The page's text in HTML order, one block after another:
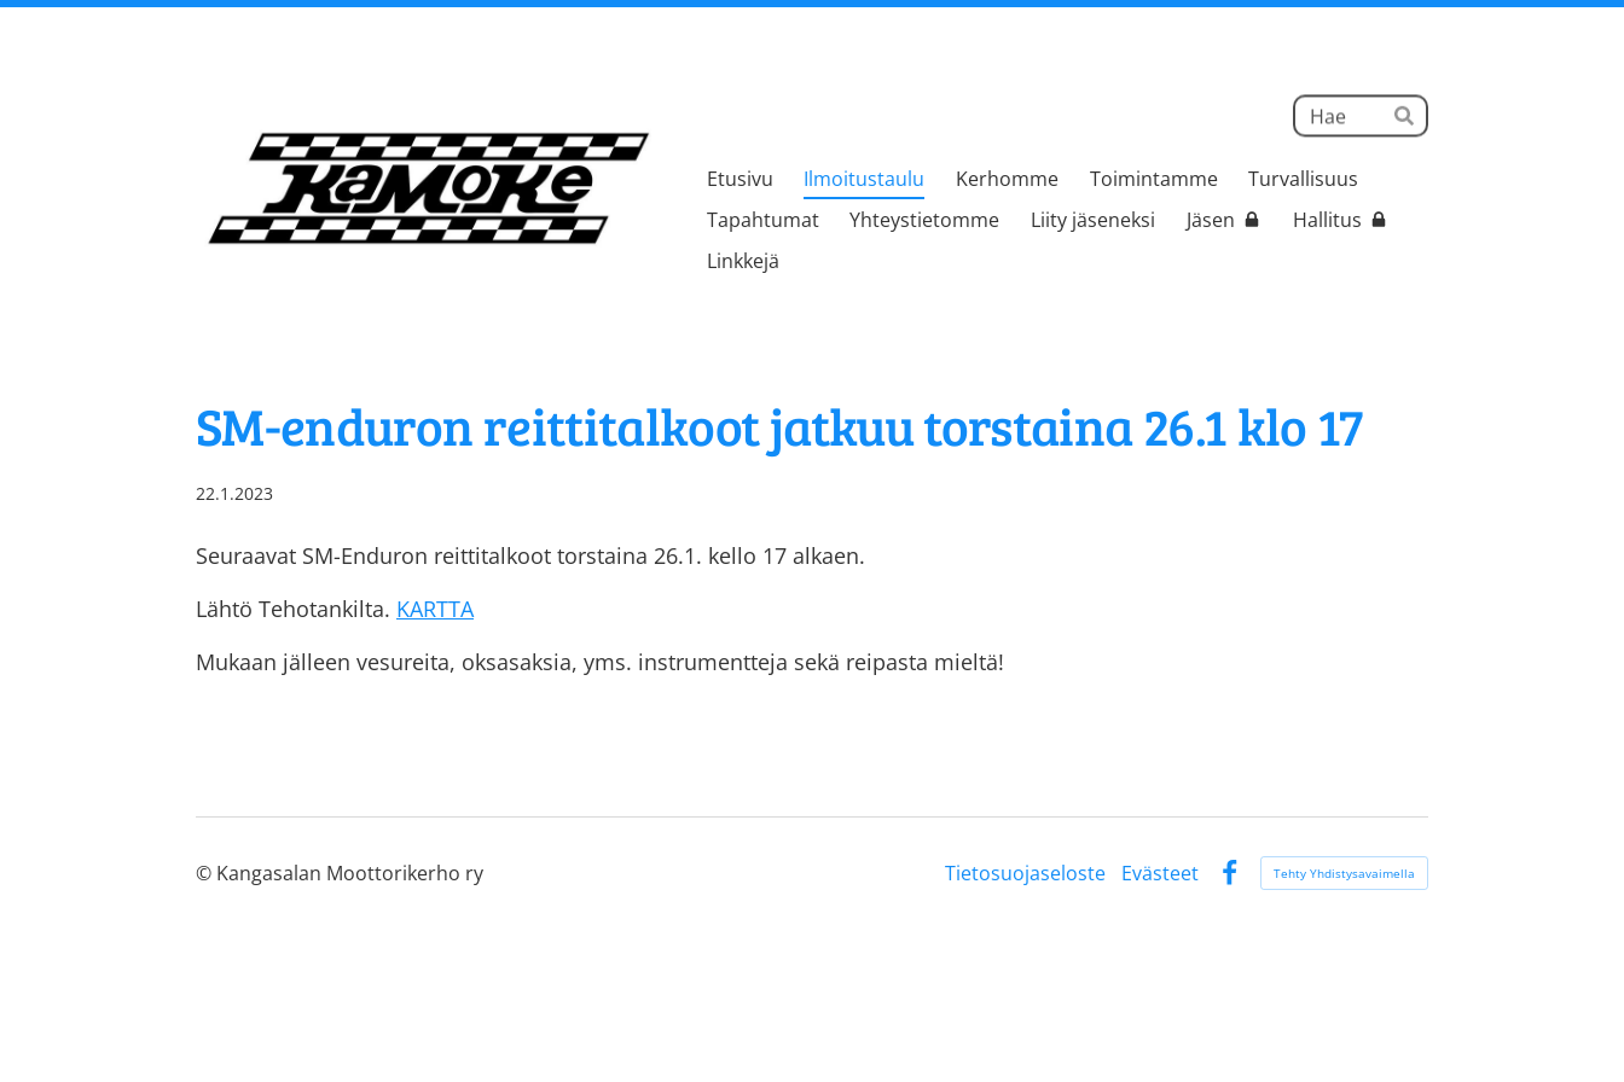
Haku
Hae
Kangasalan Moottorikerho
Etusivu Ilmoitustaulu Kerhomme Toimintamme
Turvallisuus
Tapahtumat
Yhteystietomme Liity jäseneksi Jäsen
Hallitus
Linkkejä
SM-enduron reittitalkoot jatkuu torstaina 26.1 klo 17
22.1.2023
Seuraavat SM-Enduron reittitalkoot torstaina 26.1. kello 17 alkaen.
Lähtö Tehotankilta. KARTTA
Mukaan jälleen vesureita, oksasaksia, yms. instrumentteja sekä reipasta mieltä!
© Kangasalan Moottorikerho ry Tietosuojaseloste
Evästeet
Facebook
Tehty Yhdistysavaimella